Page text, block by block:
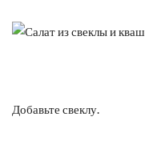
Добавьте свеклу.